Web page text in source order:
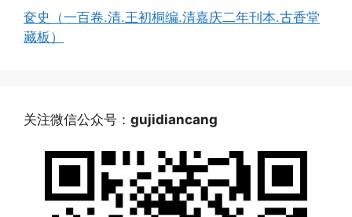
奁史（一百卷.清.王初桐编.清嘉庆二年刊本.古香堂
藏板）
关注微信公众号： gujidiancang